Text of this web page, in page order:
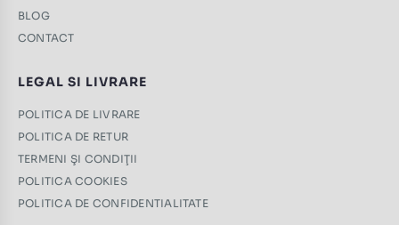
BLOG
CONTACT
LEGAL SI LIVRARE
POLITICA DE LIVRARE
POLITICA DE RETUR
TERMENI ŞI CONDIŢII
POLITICA COOKIES
POLITICA DE CONFIDENTIALITATE